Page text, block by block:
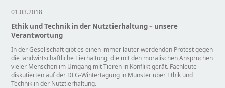
01.03.2018
Ethik und Technik in der Nutztierhaltung – unsere
Verantwortung
In der Gesellschaft gibt es einen immer lauter werdenden Protest gegen
die landwirtschaftliche Tierhaltung, die mit den moralischen Ansprüchen
vieler Menschen im Umgang mit Tieren in Konflikt gerät. Fachleute
diskutierten auf der DLG-Wintertagung in Münster über Ethik und
Technik in der Nutztierhaltung.